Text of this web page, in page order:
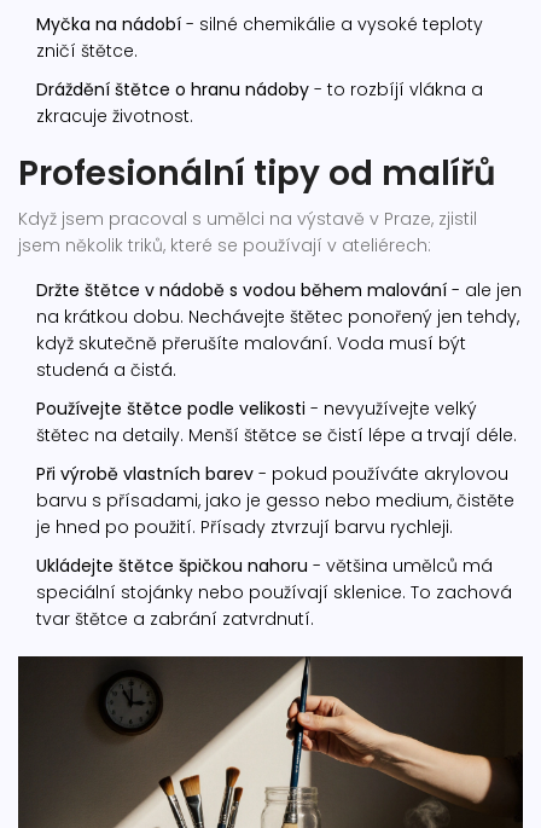
Myčka na nádobí - silné chemikálie a vysoké teploty
zničí štětce.
Dráždění štětce o hranu nádoby - to rozbíjí vlákna a
zkracuje životnost.
Profesionální tipy od malířů
Když jsem pracoval s umělci na výstavě v Praze, zjistil
jsem několik triků, které se používají v ateliérech:
Držte štětce v nádobě s vodou během malování - ale jen
na krátkou dobu. Nechávejte štětec ponořený jen tehdy,
když skutečně přerušíte malování. Voda musí být
studená a čistá.
Používejte štětce podle velikosti - nevyužívejte velký
štětec na detaily. Menší štětce se čistí lépe a trvají déle.
Při výrobě vlastních barev - pokud používáte akrylovou
barvu s přísadami, jako je gesso nebo medium, čistěte
je hned po použití. Přísady ztvrzují barvu rychleji.
Ukládejte štětce špičkou nahoru - většina umělců má
speciální stojánky nebo používají sklenice. To zachová
tvar štětce a zabrání zatvrdnutí.